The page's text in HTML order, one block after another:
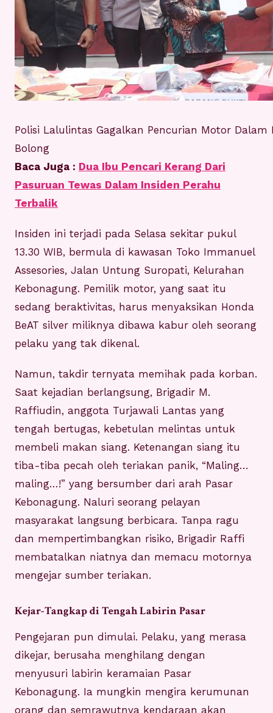
Polisi Lalulintas Gagalkan Pencurian Motor Dalam
Bolong
Baca Juga : Dua Ibu Pencari Kerang Dari
Pasuruan Tewas Dalam Insiden Perahu
Terbalik
Insiden ini terjadi pada Selasa sekitar pukul
13.30 WIB, bermula di kawasan Toko Immanuel
Assesories, Jalan Untung Suropati, Kelurahan
Kebonagung. Pemilik motor, yang saat itu
sedang beraktivitas, harus menyaksikan Honda
BeAT silver miliknya dibawa kabur oleh seorang
pelaku yang tak dikenal.
Namun, takdir ternyata memihak pada korban.
Saat kejadian berlangsung, Brigadir M.
Raffiudin, anggota Turjawali Lantas yang
tengah bertugas, kebetulan melintas untuk
membeli makan siang. Ketenangan siang itu
tiba-tiba pecah oleh teriakan panik, “Maling…
maling…!” yang bersumber dari arah Pasar
Kebonagung. Naluri seorang pelayan
masyarakat langsung berbicara. Tanpa ragu
dan mempertimbangkan risiko, Brigadir Raffi
membatalkan niatnya dan memacu motornya
mengejar sumber teriakan.
Kejar-Tangkap di Tengah Labirin Pasar
Pengejaran pun dimulai. Pelaku, yang merasa
dikejar, berusaha menghilang dengan
menyusuri labirin keramaian Pasar
Kebonagung. Ia mungkin mengira kerumunan
orang dan semrawutnya kendaraan akan